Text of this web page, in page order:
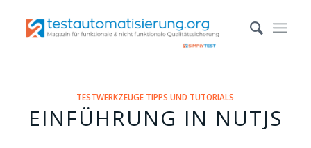
TESTWERKZEUGE TIPPS UND TUTORIALS
EINFÜHRUNG IN NUTJS